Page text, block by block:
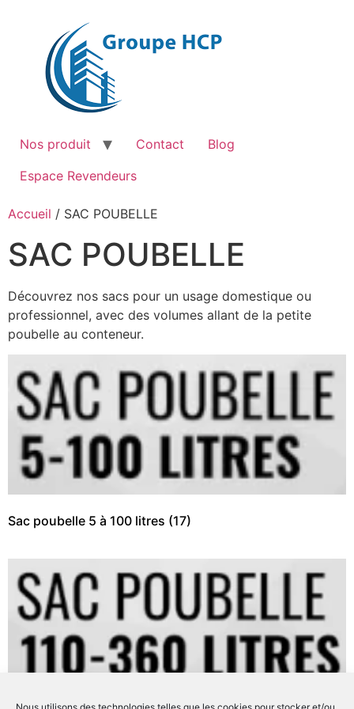
Nos produit Contact
Blog
Espace Revendeurs
Accueil / SAC POUBELLE
SAC POUBELLE
Découvrez nos sacs pour un usage domestique ou
professionnel, avec des volumes allant de la petite
poubelle au conteneur.
Sac poubelle 5 à 100 litres (17)